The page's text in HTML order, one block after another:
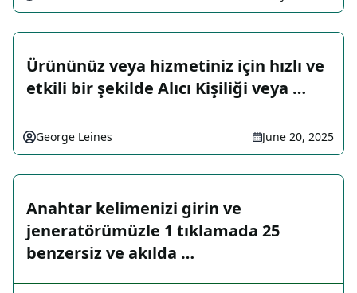
Ürününüz veya hizmetiniz için hızlı ve
etkili bir şekilde Alıcı Kişiliği veya …
George Leines June 20, 2025
Anahtar kelimenizi girin ve
jeneratörümüzle 1 tıklamada 25
benzersiz ve akılda …